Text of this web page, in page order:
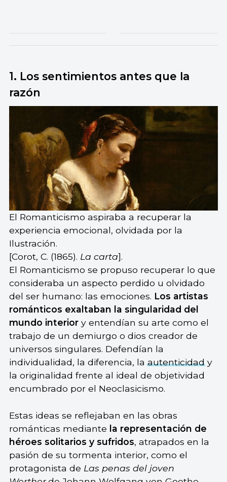
1. Los sentimientos antes que la
razón
El Romanticismo aspiraba a recuperar la
experiencia emocional, olvidada por la
Ilustración.
[Corot, C. (1865). La carta].
El Romanticismo se propuso recuperar lo que
consideraba un aspecto perdido u olvidado
del ser humano: las emociones. Los artistas
románticos exaltaban la singularidad del
mundo interiory entendían su arte como el
trabajo de un demiurgo o dios creador de
universos singulares. Defendían la
individualidad, la diferencia, laautenticidady
la originalidad frente al ideal de objetividad
encumbrado por el Neoclasicismo.
Estas ideas se reflejaban en las obras
románticas mediante la representación de
héroes solitarios y sufridos, atrapados en la
pasión de su tormenta interior, como el
protagonista de Las penas del joven